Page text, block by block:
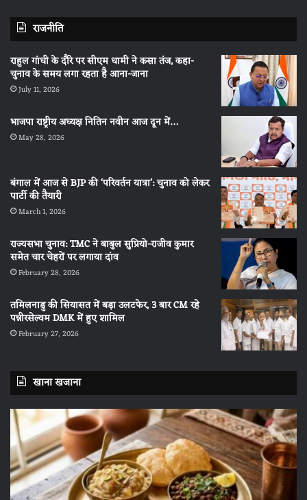
राजनीति
राहुल गांधी के दौरे पर सीएम धामी ने कसा तंज, कहा-
चुनाव के समय लगा रहता है आना-जाना
July 11, 2026
भाजपा राष्ट्रीय अध्यक्ष नितिन नवीन आज दून में…
May 28, 2026
बंगाल में आज से BJP की ‘परिवर्तन यात्रा’: चुनाव को लेकर
पार्टी की तैयारी
March 1, 2026
राज्यसभा चुनाव: TMC ने बाबुल सुप्रियो-राजीव कुमार
समेत चार चेहरों पर लगाया दांव
February 28, 2026
तमिलनाडु की सियासत में बड़ा उलटफेर, 3 बार CM रहे
पन्नीरसेल्वम DMK में हुए शामिल
February 27, 2026
खाना खजाना